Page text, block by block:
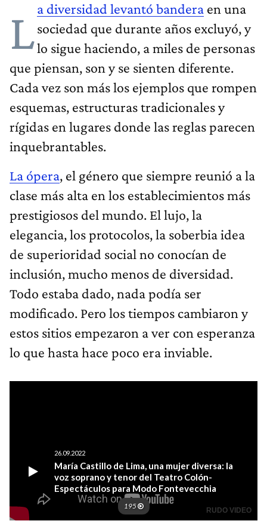
La diversidad levantó bandera en una
sociedad que durante años excluyó, y
lo sigue haciendo, a miles de personas
que piensan, son y se sienten diferente.
Cada vez son más los ejemplos que rompen
esquemas, estructuras tradicionales y
rígidas en lugares donde las reglas parecen
inquebrantables.
La ópera, el género que siempre reunió a la
clase más alta en los establecimientos más
prestigiosos del mundo. El lujo, la
elegancia, los protocolos, la soberbia idea
de superioridad social no conocían de
inclusión, mucho menos de diversidad.
Todo estaba dado, nada podía ser
modificado. Pero los tiempos cambiaron y
estos sitios empezaron a ver con esperanza
lo que hasta hace poco era inviable.